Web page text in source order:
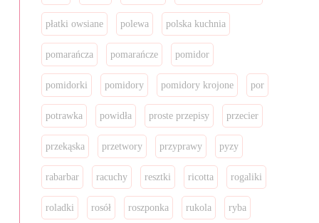
płatki owsiane polewa polska kuchnia
pomarańcza pomarańcze pomidor
pomidorki pomidory pomidory krojone por
potrawka powidła proste przepisy przecier
przekąska przetwory przyprawy pyzy
rabarbar racuchy resztki ricotta rogaliki
roladki rosół roszponka rukola ryba